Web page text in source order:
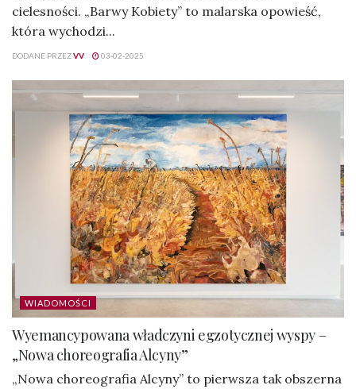
cielesności. „Barwy Kobiety” to malarska opowieść,
która wychodzi...
DODANE PRZEZVV 03-02-2025
WIADOMOŚCI
Wyemancypowana władczyni egzotycznej wyspy –
„Nowa choreografia Alcyny”
„Nowa choreografia Alcyny” to pierwsza tak obszerna